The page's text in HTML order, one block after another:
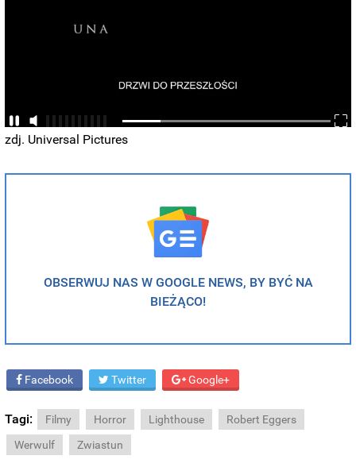
zdj. Universal Pictures
OBSERWUJ NAS W GOOGLE NEWS, BY BYĆ NA
BIEŻĄCO!
Facebook Twitter Google+
Tagi: Filmy Horror Lighthouse
Robert Eggers
Werwulf
Zwiastun